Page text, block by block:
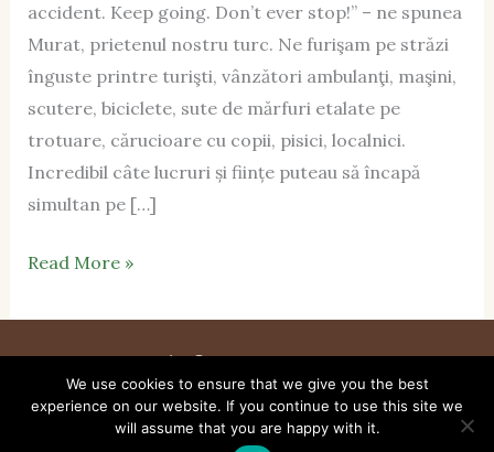
accident. Keep going. Don’t ever stop!” – ne spunea
Murat, prietenul nostru turc. Ne furişam pe străzi
înguste printre turişti, vânzători ambulanţi, maşini,
scutere, biciclete, sute de mărfuri etalate pe
trotuare, cărucioare cu copii, pisici, localnici.
Incredibil câte lucruri și ființe puteau să încapă
simultan pe […]
Read More »
Copyright © 2026 Cutia De Carton
Despre Blog
Contact
Termeni și condiții
We use cookies to ensure that we give you the best
experience on our website. If you continue to use this site we
will assume that you are happy with it.